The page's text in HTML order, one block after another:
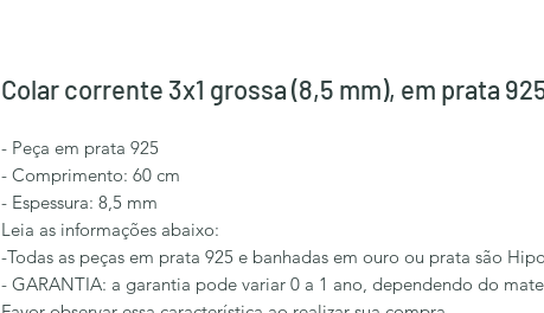
Colar corrente 3x1 grossa (8,5 mm), em prata
- Peça em prata 925
- Comprimento: 60 cm
- Espessura: 8,5 mm
Leia as informações abaixo:
-Todas as peças em prata 925 e banhadas em ouro ou prata são
- GARANTIA: a garantia pode variar 0 a 1 ano, dependendo do